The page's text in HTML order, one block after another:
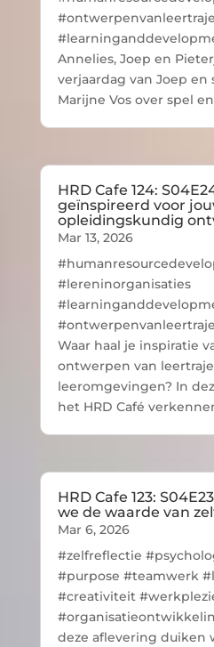
Annelies, Joep en
verjaardag van Joep
Marijne Vos over spel
HRD Cafe 124:
geïnspireerd voor
opleidingskundig
Mar 13, 2026
#lereninorganisaties
Waar haal je inspiratie
ontwerpen van
leeromgevingen? In
het HRD Café
HRD Cafe 123:
we de waarde van
Mar 6, 2026
#zelfreflectie
#purpose #teamwerk
#creativiteit
deze aflevering duiken